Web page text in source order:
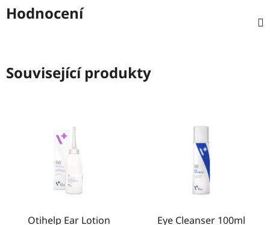
Hodnocení
Související produkty
Otihelp Ear Lotion
Eye Cleanser 100ml